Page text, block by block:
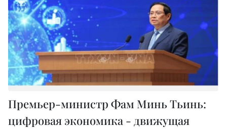
Премьер-министр Фам Минь Тьинь:
цифровая экономика - движущая